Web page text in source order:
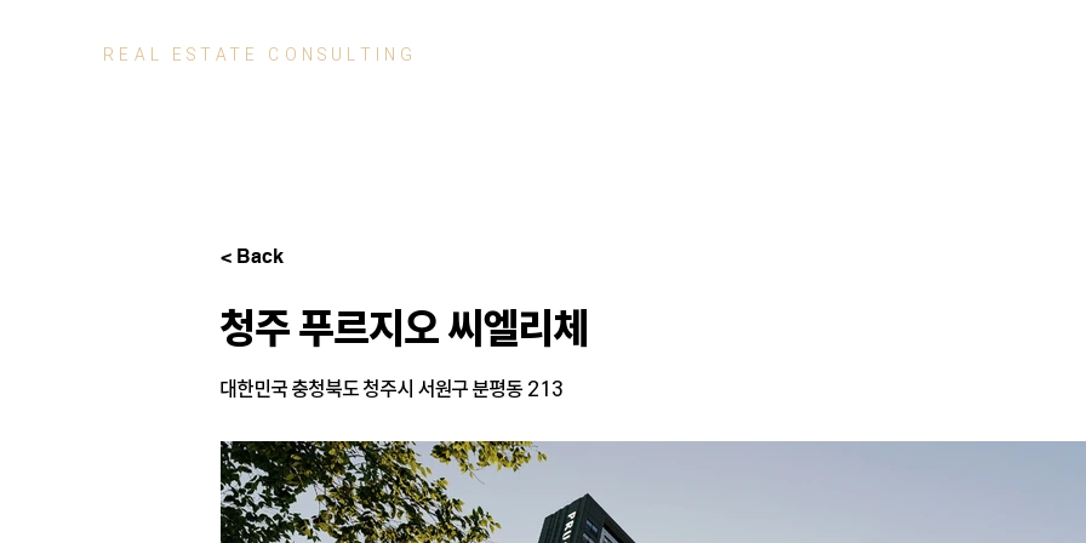
REAL ESTATE CONSULTING
< Back
청주 푸르지오 씨엘리체
대한민국 충청북도 청주시 서원구 분평동 213